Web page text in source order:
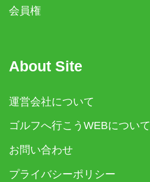
会員権
About Site
運営会社について
ゴルフへ行こうWEBについて
お問い合わせ
プライバシーポリシー